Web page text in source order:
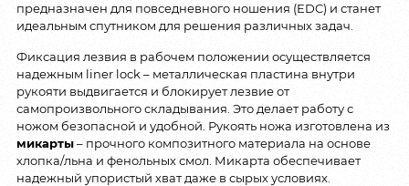
предназначен для повседневного ношения (EDC) и станет
идеальным спутником для решения различных задач.
Фиксация лезвия в рабочем положении осуществляется
надежным liner lock – металлическая пластина внутри
рукояти выдвигается и блокирует лезвие от
самопроизвольного складывания. Это делает работу с
ножом безопасной и удобной. Рукоять ножа изготовлена из
микарты– прочного композитного материала на основе
хлопка/льна и фенольных смол. Микарта обеспечивает
надежный упористый хват даже в сырых условиях.